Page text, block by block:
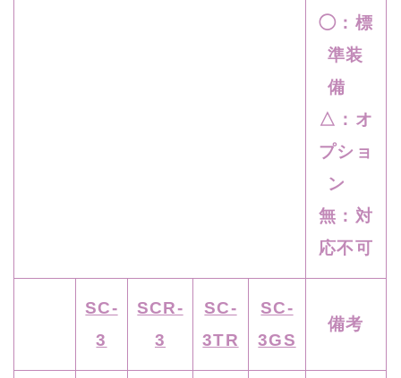
◯：標
準装
備
△：オ
プショ
ン
無：対
応不可
SC-
3
SCR-
3
SC-
3TR
SC-
3GS
備考